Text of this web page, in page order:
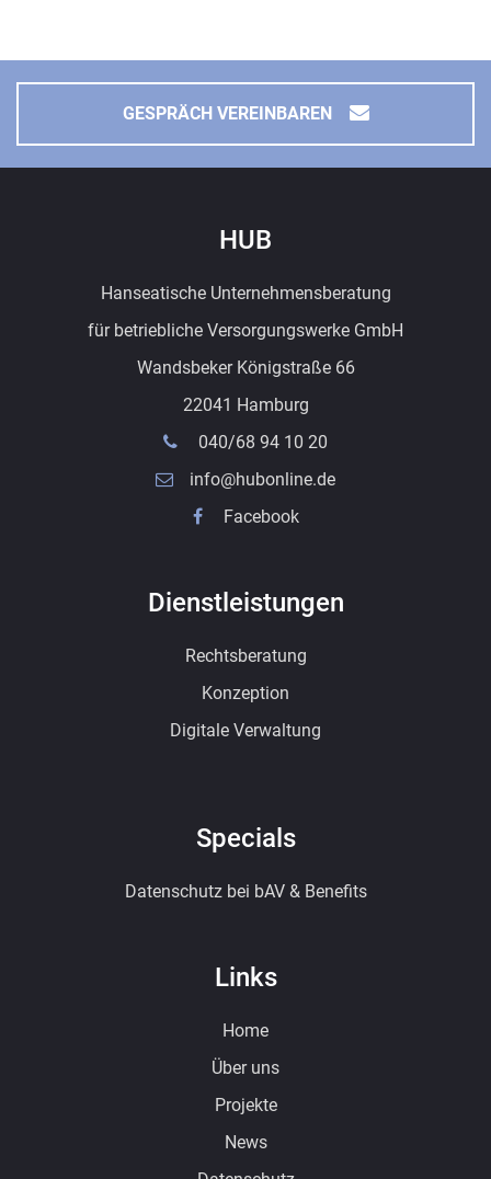
GESPRÄCH VEREINBAREN
HUB
Hanseatische Unternehmensberatung
für betriebliche Versorgungswerke GmbH
Wandsbeker Königstraße 66
22041 Hamburg
040/68 94 10 20
info@hubonline.de
Facebook
Dienstleistungen
Rechtsberatung
Konzeption
Digitale Verwaltung
Specials
Datenschutz bei bAV & Benefits
Links
Home
Über uns
Projekte
News